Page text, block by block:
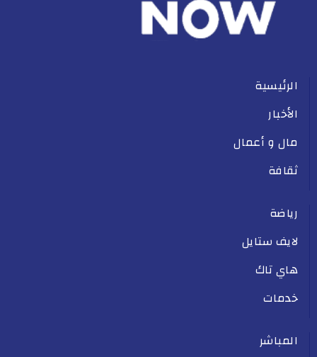
الرئيسية
الأخبار
مال و أعمال
ثقافة
رياضة
لايف ستايل
هاي تاك
خدمات
المباشر